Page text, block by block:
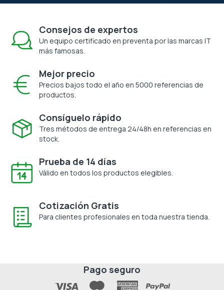
Consejos de expertos
Un equipo certificado en preventa por las marcas IT
más famosas.
Mejor precio
Precios bajos todo el año en 5000 referencias de
productos.
Consíguelo rápido
Tres métodos de entrega 24/48h en referencias en
stock.
Prueba de 14 días
Válido en todos los productos elegibles.
Cotización Gratis
Para clientes profesionales en toda nuestra tienda.
Pago seguro